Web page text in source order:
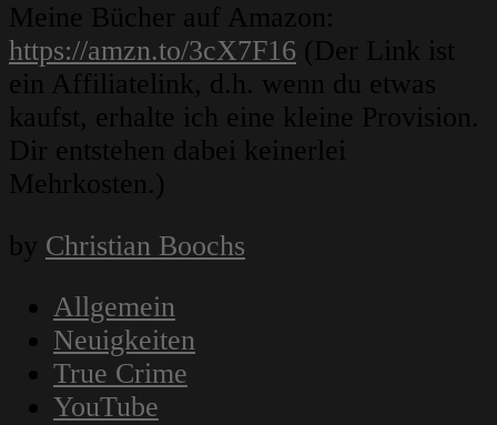
Meine Bücher auf Amazon:
https://amzn.to/3cX7F16 (Der Link ist
ein Affiliatelink, d.h. wenn du etwas
kaufst, erhalte ich eine kleine Provision.
Dir entstehen dabei keinerlei
Mehrkosten.)
by Christian Boochs
Allgemein
Neuigkeiten
True Crime
YouTube